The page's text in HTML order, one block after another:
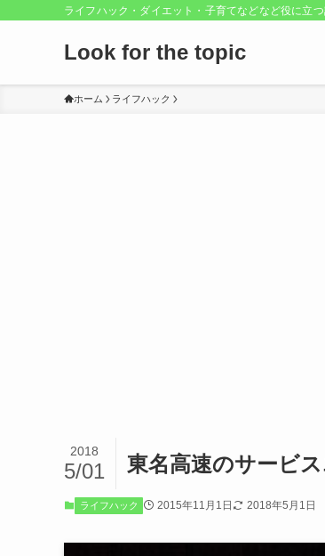
ライフハック・ダイエット・子育てなどなど役に立
Look for the topic
ホーム ライフハック
東名高速のサービ
2018
5/01
ライフハック 2015年11月1日 2018年5月1日